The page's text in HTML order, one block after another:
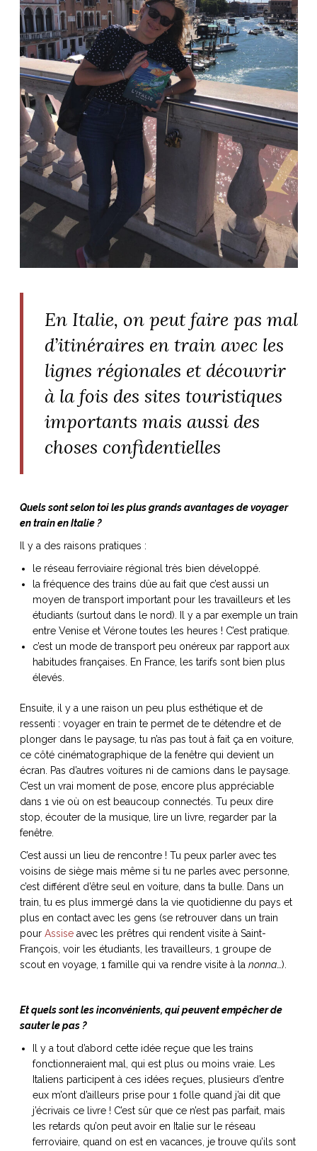
En Italie, on peut faire pas mal
d’itinéraires en train avec les
lignes régionales et découvrir
à la fois des sites touristiques
importants mais aussi des
choses confidentielles
Quels sont selon toi les plus grands avantages de voyager
en train en Italie ?
Il y a des raisons pratiques :
le réseau ferroviaire régional très bien développé.
la fréquence des trains dûe au fait que c’est aussi un
moyen de transport important pour les travailleurs et les
étudiants (surtout dans le nord). Il y a par exemple un train
entre Venise et Vérone toutes les heures ! C’est pratique.
c’est un mode de transport peu onéreux par rapport aux
habitudes françaises. En France, les tarifs sont bien plus
élevés.
Ensuite, il y a une raison un peu plus esthétique et de
ressenti : voyager en train te permet de te détendre et de
plonger dans le paysage, tu n’as pas tout à fait ça en voiture,
ce côté cinématographique de la fenêtre qui devient un
écran. Pas d’autres voitures ni de camions dans le paysage.
C’est un vrai moment de pose, encore plus appréciable
dans 1 vie où on est beaucoup connectés. Tu peux dire
stop, écouter de la musique, lire un livre, regarder par la
fenêtre.
C’est aussi un lieu de rencontre ! Tu peux parler avec tes
voisins de siège mais même si tu ne parles avec personne,
c’est différent d’être seul en voiture, dans ta bulle. Dans un
train, tu es plus immergé dans la vie quotidienne du pays et
plus en contact avec les gens (se retrouver dans un train
pour Assiseavec les prêtres qui rendent visite à Saint-
François, voir les étudiants, les travailleurs, 1 groupe de
scout en voyage, 1 famille qui va rendre visite à la nonna…).
Et quels sont les inconvénients, qui peuvent empêcher de
sauter le pas ?
Il y a tout d’abord cette idée reçue que les trains
fonctionneraient mal, qui est plus ou moins vraie. Les
Italiens participent à ces idées reçues, plusieurs d’entre
eux m’ont d’ailleurs prise pour 1 folle quand j’ai dit que
j’écrivais ce livre ! C’est sûr que ce n’est pas parfait, mais
les retards qu’on peut avoir en Italie sur le réseau
ferroviaire, quand on est en vacances, je trouve qu’ils sont